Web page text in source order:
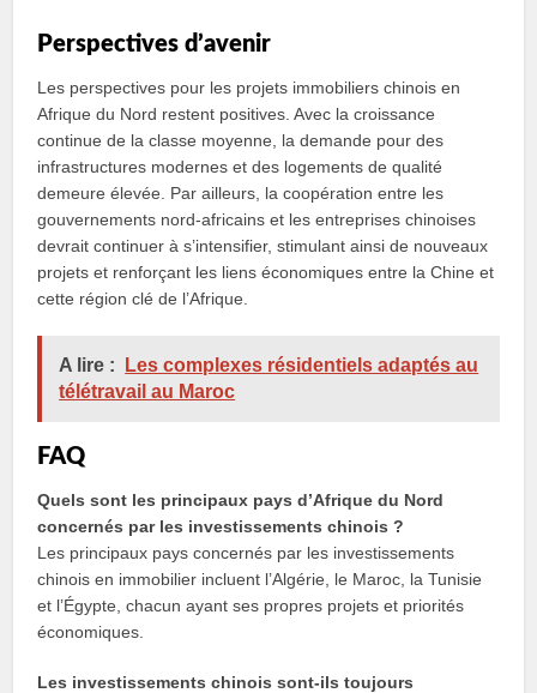
Perspectives d’avenir
Les perspectives pour les projets immobiliers chinois en
Afrique du Nord restent positives. Avec la croissance
continue de la classe moyenne, la demande pour des
infrastructures modernes et des logements de qualité
demeure élevée. Par ailleurs, la coopération entre les
gouvernements nord-africains et les entreprises chinoises
devrait continuer à s’intensifier, stimulant ainsi de nouveaux
projets et renforçant les liens économiques entre la Chine et
cette région clé de l’Afrique.
A lire :
Les complexes résidentiels adaptés au
télétravail au Maroc
FAQ
Quels sont les principaux pays d’Afrique du Nord
concernés par les investissements chinois ?
Les principaux pays concernés par les investissements
chinois en immobilier incluent l’Algérie, le Maroc, la Tunisie
et l’Égypte, chacun ayant ses propres projets et priorités
économiques.
Les investissements chinois sont-ils toujours